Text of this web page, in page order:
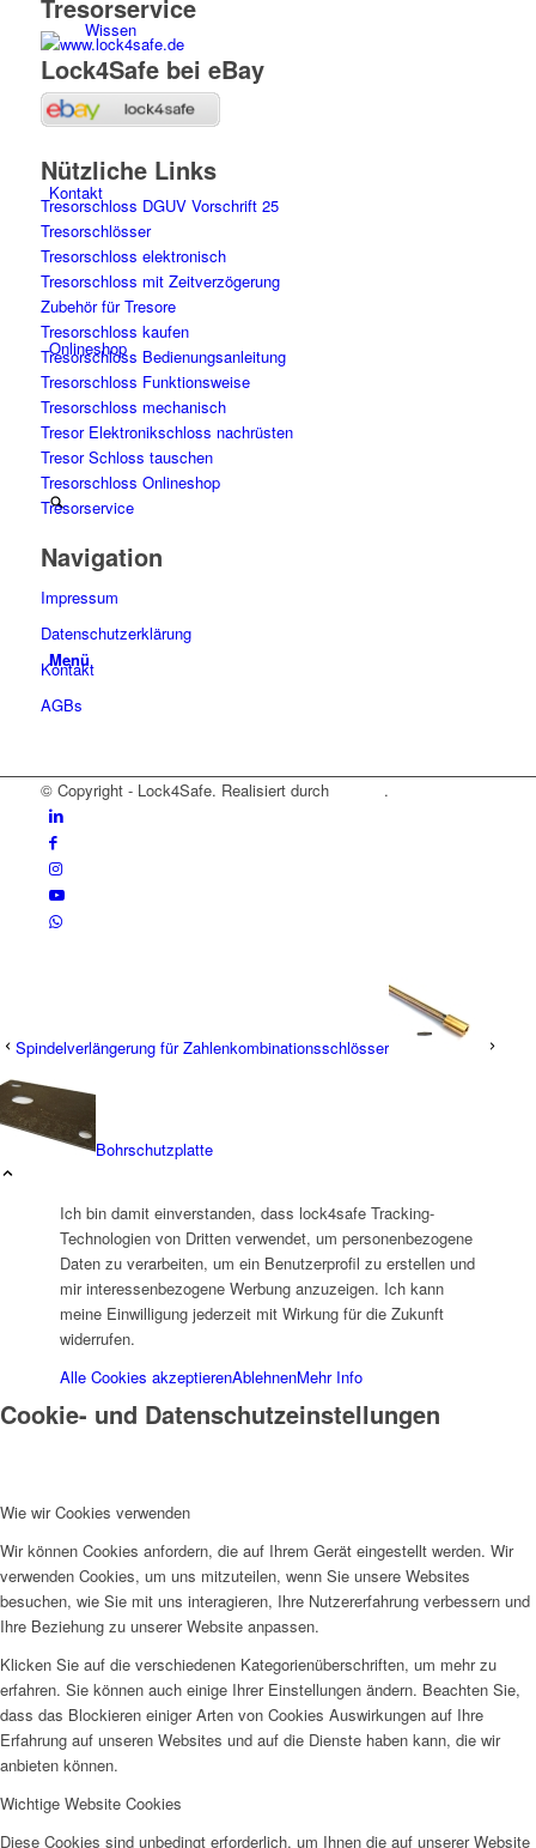
Wissen
Kontakt
Onlineshop
Menü
Tresorservice
Lock4Safe bei eBay
Nützliche Links
Tresorschloss DGUV Vorschrift 25
Tresorschlösser
Tresorschloss elektronisch
Tresorschloss mit Zeitverzögerung
Zubehör für Tresore
Tresorschloss kaufen
Tresorschloss Bedienungsanleitung
Tresorschloss Funktionsweise
Tresorschloss mechanisch
Tresor Elektronikschloss nachrüsten
Tresor Schloss tauschen
Tresorschloss Onlineshop
Tresorservice
Navigation
Impressum
Datenschutzerklärung
Kontakt
AGBs
© Copyright - Lock4Safe. Realisiert durch .
Spindelverlängerung für Zahlenkombinationsschlösser
Bohrschutzplatte
Ich bin damit einverstanden, dass lock4safe Tracking-
Technologien von Dritten verwendet, um personenbezogene
Daten zu verarbeiten, um ein Benutzerprofil zu erstellen und
mir interessenbezogene Werbung anzuzeigen. Ich kann
meine Einwilligung jederzeit mit Wirkung für die Zukunft
widerrufen.
Alle Cookies akzeptierenAblehnenMehr Info
Cookie- und Datenschutzeinstellungen
Wie wir Cookies verwenden
Wir können Cookies anfordern, die auf Ihrem Gerät eingestellt werden. Wir
verwenden Cookies, um uns mitzuteilen, wenn Sie unsere Websites
besuchen, wie Sie mit uns interagieren, Ihre Nutzererfahrung verbessern und
Ihre Beziehung zu unserer Website anpassen.
Klicken Sie auf die verschiedenen Kategorienüberschriften, um mehr zu
erfahren. Sie können auch einige Ihrer Einstellungen ändern. Beachten Sie,
dass das Blockieren einiger Arten von Cookies Auswirkungen auf Ihre
Erfahrung auf unseren Websites und auf die Dienste haben kann, die wir
anbieten können.
Wichtige Website Cookies
Diese Cookies sind unbedingt erforderlich, um Ihnen die auf unserer Website